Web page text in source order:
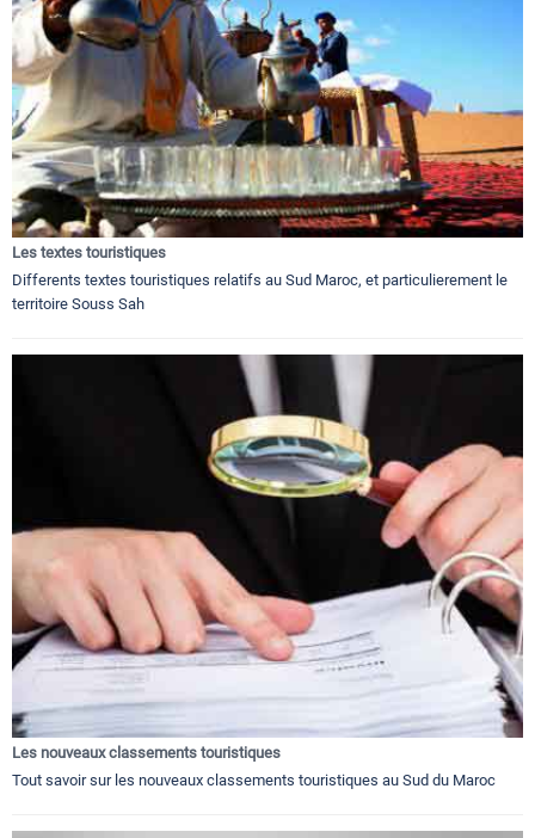
Les textes touristiques
Differents textes touristiques relatifs au Sud Maroc, et particulierement le
territoire Souss Sah
Les nouveaux classements touristiques
Tout savoir sur les nouveaux classements touristiques au Sud du Maroc